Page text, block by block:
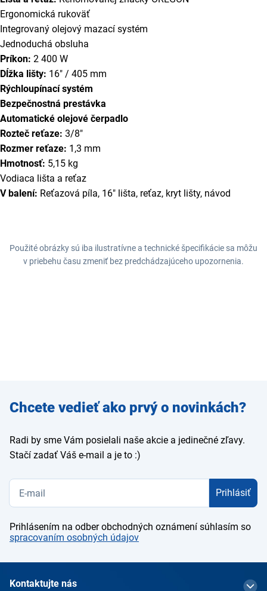
Ergonomická rukoväť
Integrovaný olejový mazací systém
Jednoduchá obsluha
Príkon: 2 400 W
Dĺžka lišty: 16" / 405 mm
Rýchloupínací systém
Bezpečnostná prestávka
Automatické olejové čerpadlo
Rozteč reťaze: 3/8"
Rozmer reťaze: 1,3 mm
Hmotnosť: 5,15 kg
Vodiaca lišta a reťaz
V balení: Reťazová píla, 16" lišta, reťaz, kryt lišty, návod
Použité obrázky sú iba ilustratívne a technické špecifikácie sa môžu
v priebehu času zmeniť bez predchádzajúceho upozornenia.
Zadajte
e-mail
Chcete vedieť ako prvý o novinkách?
Radi by sme Vám posielali naše akcie a jedinečné zľavy.
Stačí zadať Váš e-mail a je to :)
Prihlásiť
Prihlásením na odber obchodných oznámení súhlasím so
spracovaním osobných údajov
Kontaktujte nás